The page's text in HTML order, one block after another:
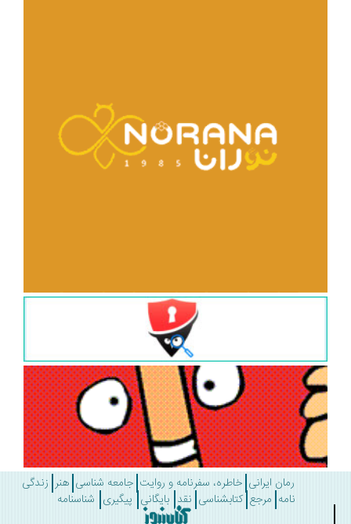
رمان ایرانی خاطره، سفرنامه و روایت جامعه شناسی هنر زندگی
نامه مرجع کتابشناسی نقد بایگانی پیگیری شناسنامه